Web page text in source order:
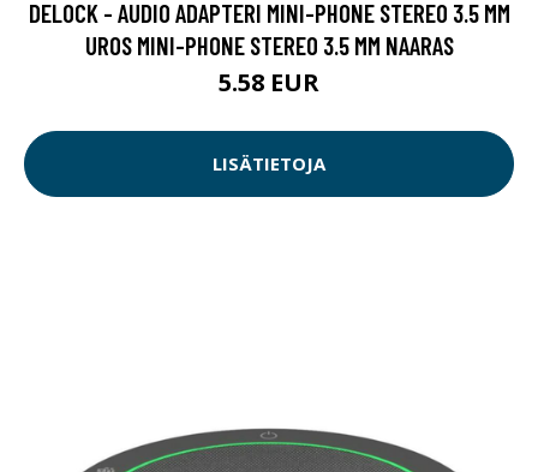
DELOCK - AUDIO ADAPTERI MINI-PHONE STEREO 3.5 MM
UROS MINI-PHONE STEREO 3.5 MM NAARAS
5.58 EUR
LISÄTIETOJA